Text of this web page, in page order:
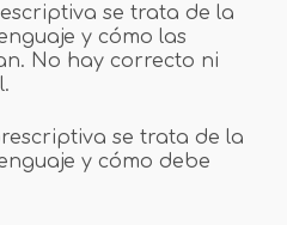
se trata de la
y cómo las
No hay correcto ni
se trata de la
y cómo debe